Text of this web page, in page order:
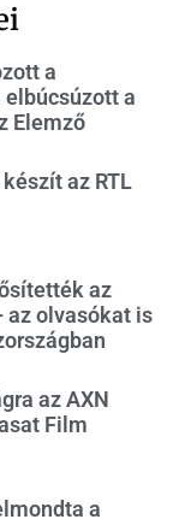
a
elbúcsúzott a
Elemző
az RTL
az
az olvasókat is
az AXN
Film
a